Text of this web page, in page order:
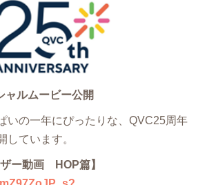
ャルムービー公開
いの一年にぴったりな、QVC25周年
しています。
ザー動画 HOP篇】